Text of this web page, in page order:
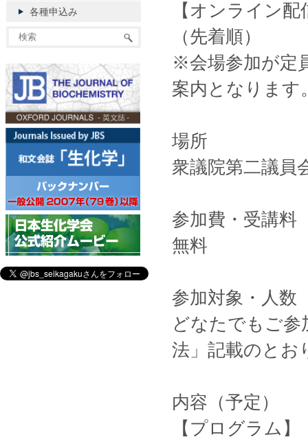
【オンライン
（先着順）
※会場参加が定
案内となります
場所
衆議院第二議
参加費・受講料
無料
参加対象・人数
どなたでもご参
法」記載のとお
内容（予定）
【プログラム】
各種申込み